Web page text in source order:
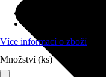
Více informací o zboží
Množství (ks)